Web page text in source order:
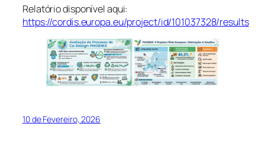
Relatório disponível aqui:
https://cordis.europa.eu/project/id/101037328/results
10 de Fevereiro, 2026